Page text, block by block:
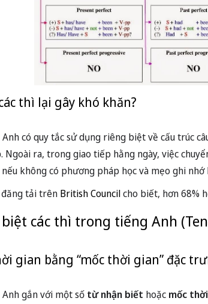
thì lại gây khó khăn?
có quy tắc sử dụng riêng biệt về cấu trúc
Ngoài ra, trong giao tiếp hằng ngày, việc
không có phương pháp học và mẹo ghi nhớ
tải trên British Councilcho biết, hơn 68%
các thì trong tiếng Anh
gian bằng “mốc thời gian” đặc
gắn với một số từ nhận biết hoặc mốc